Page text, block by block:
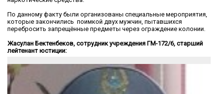
По данному факту были организованы специальные мероприятия,
которые закончились поимкой двух мужчин, пытавшихся
перебросить запрещённые предметы через ограждение колонии.
Жасулан Бектенбеков, сотрудник учреждения ГМ-172/6, старший
лейтенант юстиции: